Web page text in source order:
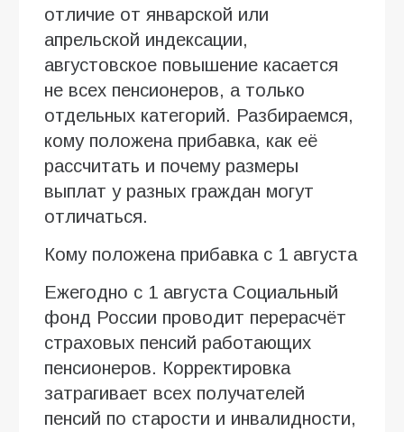
отличие от январской или
апрельской индексации,
августовское повышение касается
не всех пенсионеров, а только
отдельных категорий. Разбираемся,
кому положена прибавка, как её
рассчитать и почему размеры
выплат у разных граждан могут
отличаться.
Кому положена прибавка с 1 августа
Ежегодно с 1 августа Социальный
фонд России проводит перерасчёт
страховых пенсий работающих
пенсионеров. Корректировка
затрагивает всех получателей
пенсий по старости и инвалидности,